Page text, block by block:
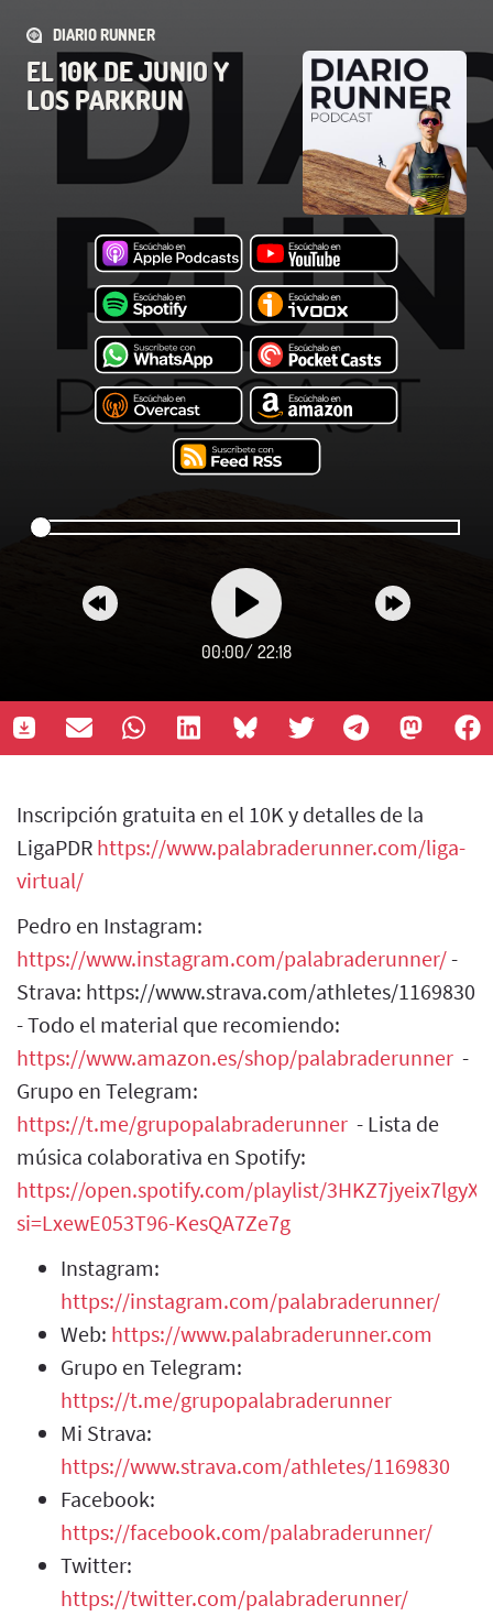
DIARIO RUNNER
EL 10K DE JUNIO Y
LOS PARKRUN
00:00/ 22:18
Inscripción gratuita en el 10K y detalles de la
LigaPDR https://www.palabraderunner.com/liga-
virtual/
Pedro en Instagram:
https://www.instagram.com/palabraderunner/-
Strava: https://www.strava.com/athletes/1169830
- Todo el material que recomiendo:
https://www.amazon.es/shop/palabraderunner -
Grupo en Telegram:
https://t.me/grupopalabraderunner - Lista de
música colaborativa en Spotify:
https://open.spotify.com/playlist/
si=LxewE053T96-KesQA7Ze7g
Instagram:
https://instagram.com/palabraderunner/
Web: https://www.palabraderunner.com
Grupo en Telegram:
https://t.me/grupopalabraderunner
Mi Strava:
https://www.strava.com/athletes/1169830
Facebook:
https://facebook.com/palabraderunner/
Twitter:
https://twitter.com/palabraderunner/